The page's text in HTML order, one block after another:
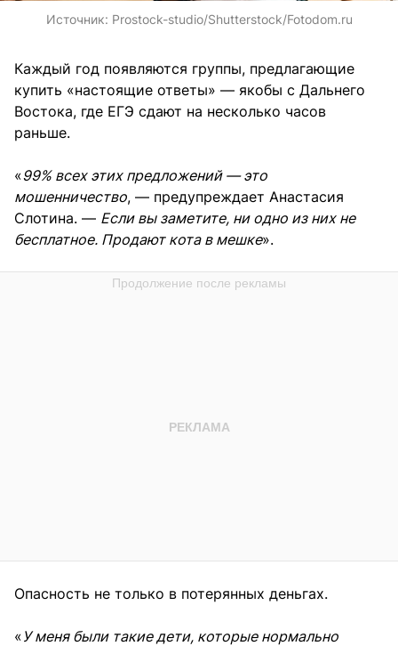
Источник: Prostock-studio/Shutterstock/Fotodom.ru
Каждый год появляются группы, предлагающие
купить «настоящие ответы» — якобы с Дальнего
Востока, где ЕГЭ сдают на несколько часов
раньше.
«99% всех этих предложений — это
мошенничество, — предупреждает Анастасия
Слотина. — Если вы заметите, ни одно из них не
бесплатное. Продают кота в мешке».
Опасность не только в потерянных деньгах.
«У меня были такие дети, которые нормально